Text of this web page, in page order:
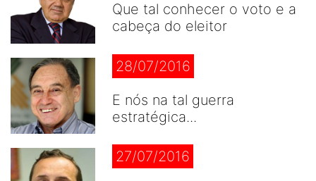
Que tal conhecer o voto e a
cabeça do eleitor
28/07/2016
E nós na tal guerra
estratégica...
27/07/2016